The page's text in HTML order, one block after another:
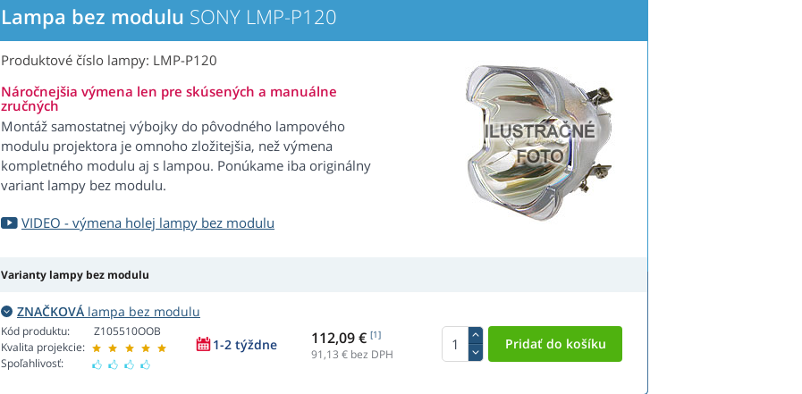
Lampa bez modulu SONY LMP-P120
Produktové číslo lampy: LMP-P120
Náročnejšia výmena len pre skúsených a manuálne
zručných
Montáž samostatnej výbojky do pôvodného lampového
modulu projektora je omnoho zložitejšia, než výmena
kompletného modulu aj s lampou. Ponúkame iba originálny
variant lampy bez modulu.
VIDEO - výmena holej lampy bez modulu
Varianty lampy bez modulu
ZNAČKOVÁ lampa bez modulu
Kód produktu:
Kvalita projekcie:
Spoľahlivosť:
Z105510OOB
1-2 týždne 112,09 € [1]
91,13 € bez DPH